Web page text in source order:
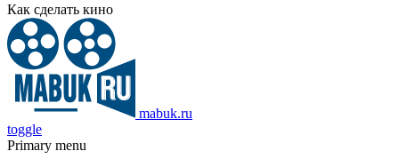
Как сделать кино
mabuk.ru
toggle
Primary menu